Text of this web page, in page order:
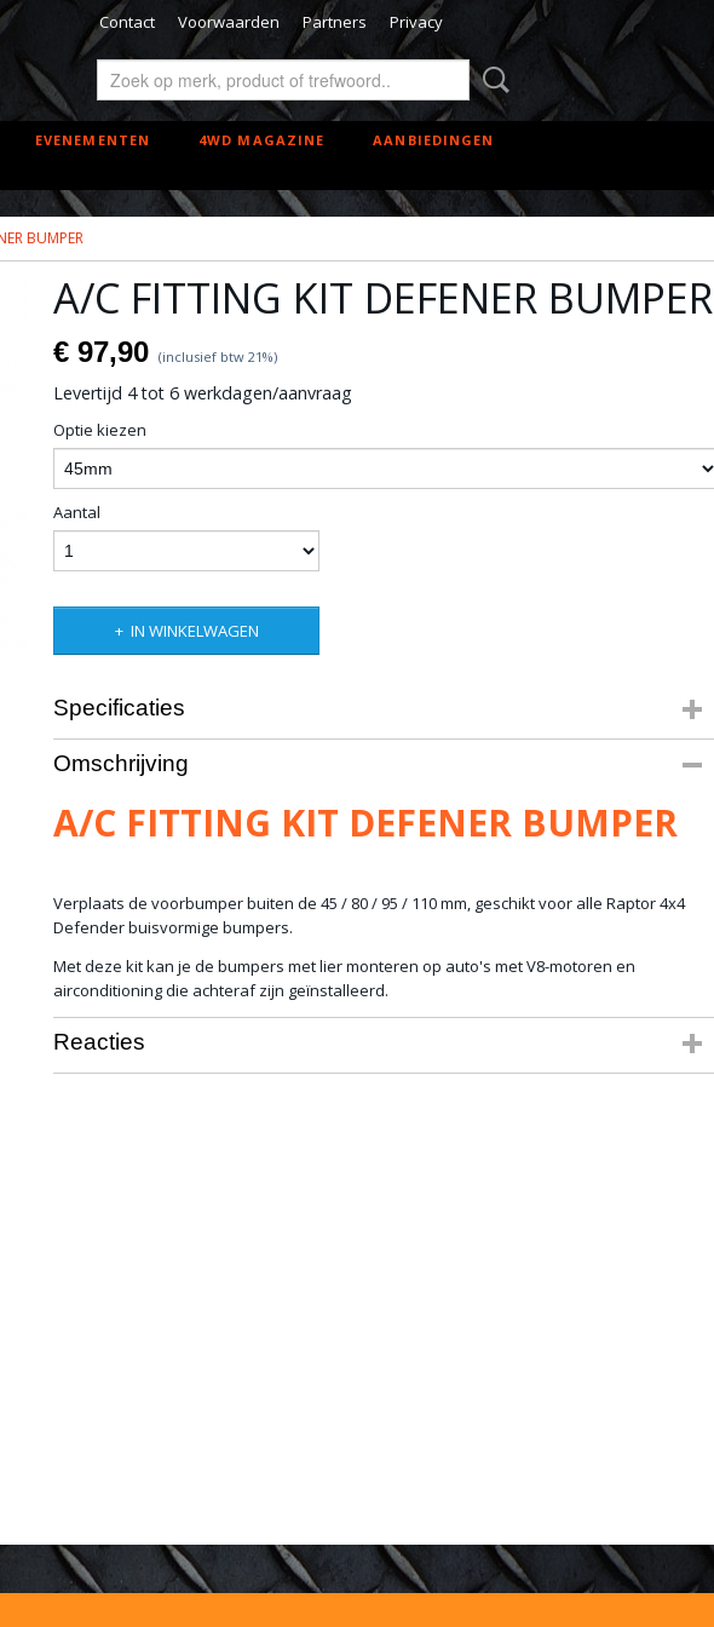
Contact Voorwaarden Partners Privacy
EVENEMENTEN 4WD MAGAZINE AANBIEDINGEN
BUMPER
A/C FITTING KIT DEFENER BUMPER
€ 97,90 (inclusief btw 21%)
Levertijd 4 tot 6 werkdagen/aanvraag
Optie kiezen
Aantal
IN WINKELWAGEN
Specificaties
Bruto gewicht
Omschrijving
A/C FITTING KIT DEFENER BUMPER
Verplaats de voorbumper buiten de 45 / 80 / 95 / 110 mm, geschikt voor alle Raptor 4x4
Defender buisvormige bumpers.
Met deze kit kan je de bumpers met lier monteren op auto's met V8-motoren en
airconditioning die achteraf zijn geïnstalleerd.
Reacties